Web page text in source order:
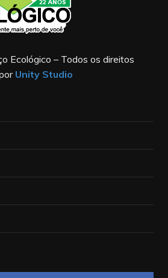
Ecológico – Todos os direitos
Unity Studio